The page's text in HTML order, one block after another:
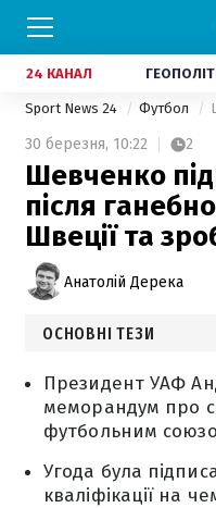
24 КАНАЛ
Sport News 24 Футбол
30 березня, 10:22 2
Шевченко
після
Швеції та
Анатолій Дерека
ОСНОВНІ ТЕЗИ
Президент УАФ
меморандум про
футбольним
Угода була
кваліфікації на